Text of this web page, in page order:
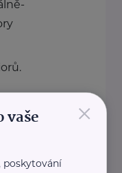
×
vaše
poskytování